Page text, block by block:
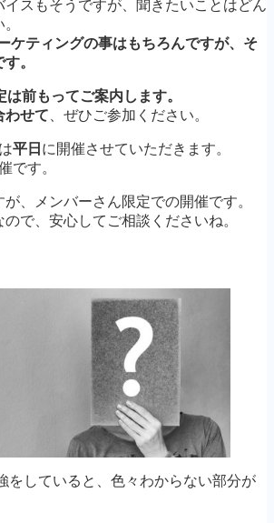
イスもそうですが、聞きたいことはどん
ケティングの事はもちろんですが、そ
。
前もってご案内します。
わせて 、ぜひご参加ください。
平日 に開催させていただきます。
です。
、メンバーさん限定での開催です。
で、安心してご相談くださいね。
をしていると、色々わからない部分が